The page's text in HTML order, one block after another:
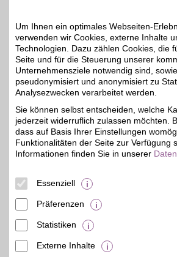
Zum
BSW-Vorteil
HIGH
Unser
alle, die es
mögen! Er
Top-
fairen Preis.
Um Ihnen ein optimales Webseiten-
verwenden wir Cookies, externe Inhalte
Technologien. Dazu zählen Cookies, die
Seite und für die Steuerung unserer
Unternehmensziele notwendig sind,
pseudonymisiert und anonymisiert zu
Analysezwecken verarbeitet werden.
Sie können selbst entscheiden, welche
jederzeit widerruflich zulassen möchten.
dass auf Basis Ihrer Einstellungen
Funktionalitäten der Seite zur Verfügung
Informationen finden Sie in unserer
Essenziell
Präferenzen
Statistiken
Externe Inhalte